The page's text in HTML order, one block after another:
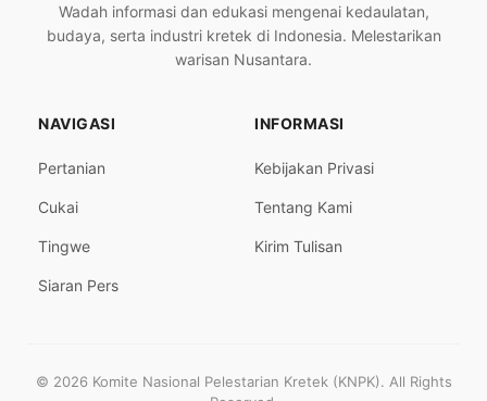
Wadah informasi dan edukasi mengenai kedaulatan,
budaya, serta industri kretek di Indonesia. Melestarikan
warisan Nusantara.
NAVIGASI
Pertanian
Cukai
Tingwe
Siaran Pers
INFORMASI
Kebijakan Privasi
Tentang Kami
Kirim Tulisan
© 2026 Komite Nasional Pelestarian Kretek (KNPK). All Rights